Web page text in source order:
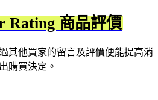
Rating 商品評價
其他買家的留言及評價便能提高消
購買決定。